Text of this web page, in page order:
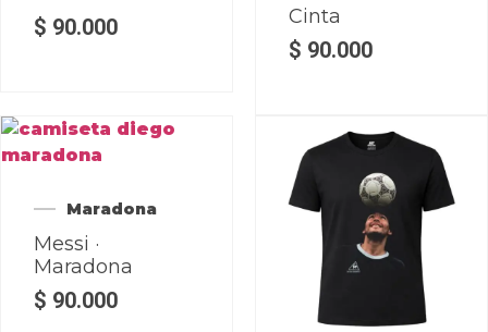
$ 90.000
Cinta
$ 90.000
Maradona
Messi ·
Maradona
$ 90.000